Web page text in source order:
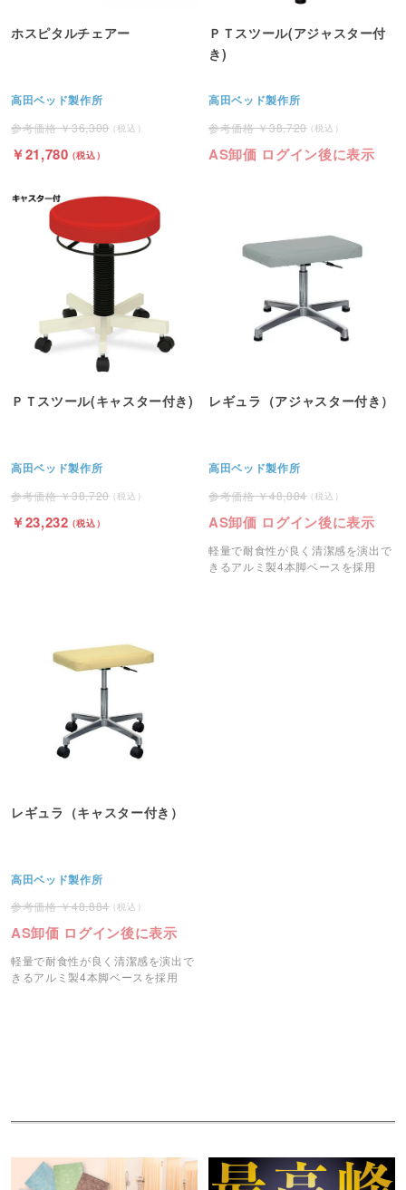
ホスピタルチェアー
高田ベッド製作所
36,300
21,780
ＰＴスツール(アジャスター付
き)
高田ベッド製作所
38,720
AS卸価 ログイン後に表示
ＰＴスツール(キャスター付き)
高田ベッド製作所
38,720
23,232
レギュラ（アジャスター付き）
高田ベッド製作所
48,884
AS卸価 ログイン後に表示
軽量で耐食性が良く清潔感を演出で
きるアルミ製4本脚ベースを採用
レギュラ（キャスター付き）
高田ベッド製作所
48,884
AS卸価 ログイン後に表示
軽量で耐食性が良く清潔感を演出で
きるアルミ製4本脚ベースを採用